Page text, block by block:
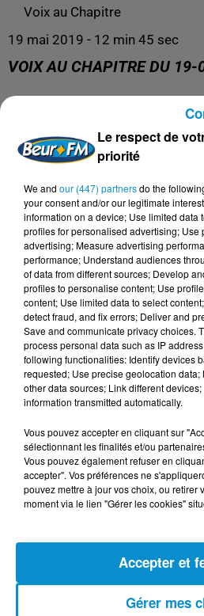
Voix au Chapitre
19 mai 2019 - 12 min 45 sec
VOIX AU CHAPITRE DU
DERNIERS
24 juillet 2026
Les
23 juillet 2026
Les
Le respect de
priorité
We and our (447) partnersdo the
your consent and/or our legitimate
information on a device; Use limited data
profiles for personalised advertising; Use
advertising; Measure advertising
performance; Understand audiences
of data from different sources; Develop
profiles to personalise content; Use
content; Use limited data to select
detect fraud, and fix errors; Deliver and
Save and communicate privacy choices.
process personal data such as IP
following functionalities: Identify devices
requested; Use precise geolocation
other data sources; Link different
information transmitted automatically.
Vous pouvez accepter en cliquant sur
sélectionnant les finalités et/ou
Vous pouvez également refuser en
accepter". Vos préférences ne
pouvez mettre à jour vos choix, ou retirer
moment via le lien "Gérer les cookies"
Gérer mes
Accepter et